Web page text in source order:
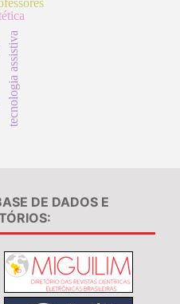
tecnologia assistiva
DE DADOS E